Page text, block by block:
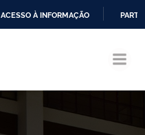
ACESSO À INFORMAÇÃO